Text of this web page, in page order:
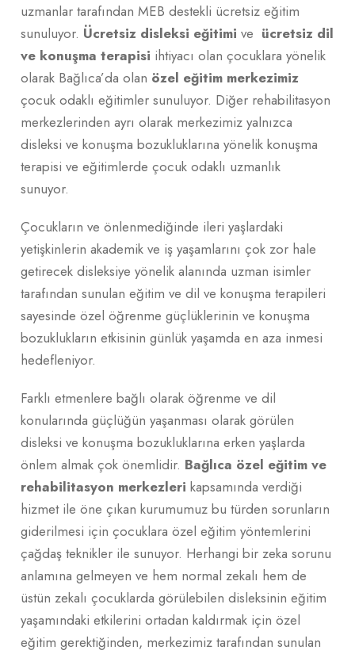
uzmanlar tarafından MEB destekli ücretsiz eğitim
sunuluyor. Ücretsiz disleksi eğitimi ve ücretsiz dil
ve konuşma terapisi ihtiyacı olan çocuklara yönelik
olarak Bağlıca’da olan özel eğitim merkezimiz
çocuk odaklı eğitimler sunuluyor. Diğer rehabilitasyon
merkezlerinden ayrı olarak merkezimiz yalnızca
disleksi ve konuşma bozukluklarına yönelik konuşma
terapisi ve eğitimlerde çocuk odaklı uzmanlık
sunuyor.
Çocukların ve önlenmediğinde ileri yaşlardaki
yetişkinlerin akademik ve iş yaşamlarını çok zor hale
getirecek disleksiye yönelik alanında uzman isimler
tarafından sunulan eğitim ve dil ve konuşma terapileri
sayesinde özel öğrenme güçlüklerinin ve konuşma
bozuklukların etkisinin günlük yaşamda en aza inmesi
hedefleniyor.
Farklı etmenlere bağlı olarak öğrenme ve dil
konularında güçlüğün yaşanması olarak görülen
disleksi ve konuşma bozukluklarına erken yaşlarda
önlem almak çok önemlidir. Bağlıca özel eğitim ve
rehabilitasyon merkezleri kapsamında verdiği
hizmet ile öne çıkan kurumumuz bu türden sorunların
giderilmesi için çocuklara özel eğitim yöntemlerini
çağdaş teknikler ile sunuyor. Herhangi bir zeka sorunu
anlamına gelmeyen ve hem normal zekalı hem de
üstün zekalı çocuklarda görülebilen disleksinin eğitim
yaşamındaki etkilerini ortadan kaldırmak için özel
eğitim gerektiğinden, merkezimiz tarafından sunulan